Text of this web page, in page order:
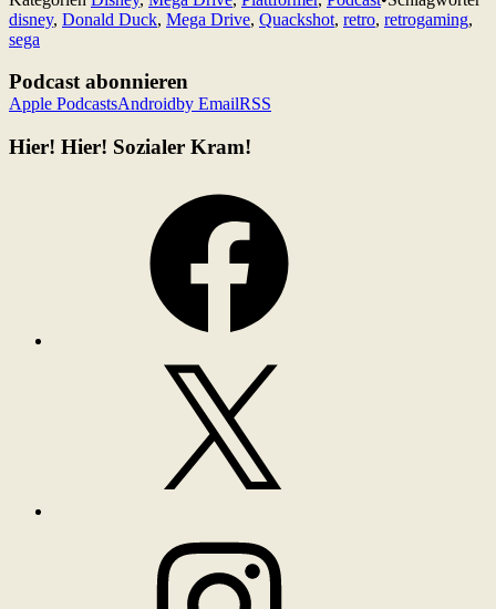
disney, Donald Duck, Mega Drive, Quackshot, retro, retrogaming,
sega
Podcast abonnieren
Apple PodcastsAndroidby EmailRSS
Hier! Hier! Sozialer Kram!